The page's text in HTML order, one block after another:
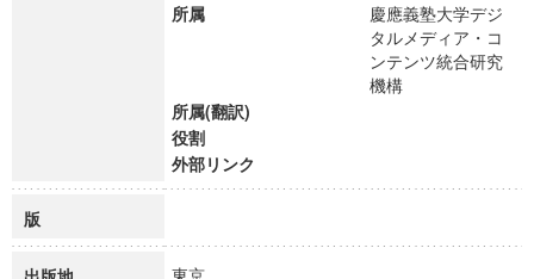
所属
慶應義塾大学デジ
タルメディア・コ
ンテンツ統合研究
機構
所属(翻訳)
役割
外部リンク
版
東京